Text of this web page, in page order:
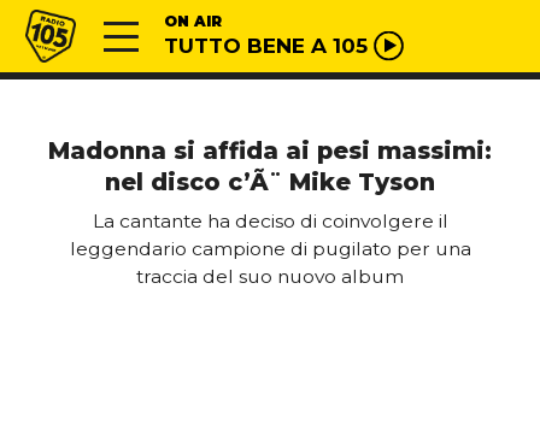
Vai al contenuto
Radio 105 ON AIR
TUTTO BENE A 105
Madonna si affida ai pesi massimi:
nel disco c’Ã¨ Mike Tyson
La cantante ha deciso di coinvolgere il
leggendario campione di pugilato per una
traccia del suo nuovo album